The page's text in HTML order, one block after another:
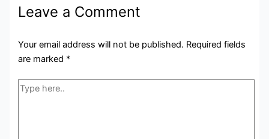
Leave a Comment
Your email address will not be published. Required fields
are marked *
Type